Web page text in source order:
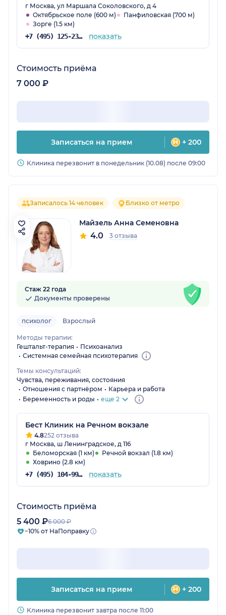
г Москва, ул Маршала Соколовского, д 4
Октябрьское поле (600 м)
Панфиловская (700 м)
Зорге (1.5 км)
+7 (495) 125-23-87 показать
Стоимость приёма
7 000 ₽
Записаться на прием + 200
Клиника перезвонит в понедельник (10.08) после 09:00
Записалось 14 человек Близко от метро
Майзель Анна Семеновна
4.0 3 отзыва
Стаж 22 года
Документы проверены
психолог Взрослый
Методы терапии:
Гештальт-терапия
Психоанализ
Системная семейная психотерапия
Темы консультаций:
Чувства, переживания, состояния
Отношения с партнёром
Карьера и работа
Беременность и роды
еще 2
Бест Клиник на Речном вокзале
4.8252 отзыва
г Москва, ш Ленинградское, д 116
Беломорская (1 км)
Речной вокзал (1.8 км)
Ховрино (2.8 км)
+7 (495) 104-99-85 показать
Стоимость приёма
5 400 ₽6 000 ₽
−10% от НаПоправку
Записаться на прием + 200
Клиника перезвонит завтра после 11:00